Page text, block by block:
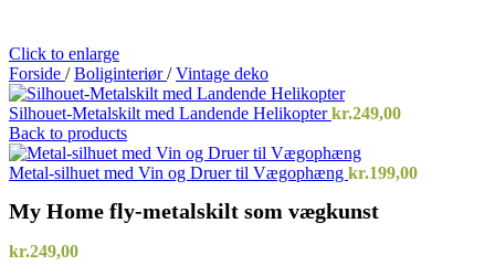
Click to enlarge
Forside / Boliginteriør/ Vintage deko
Silhouet-Metalskilt med Landende Helikopterkr.249,00
Back to products
Metal-silhuet med Vin og Druer til Vægophæng kr.199,00
My Home fly-metalskilt som vægkunst
kr.249,00